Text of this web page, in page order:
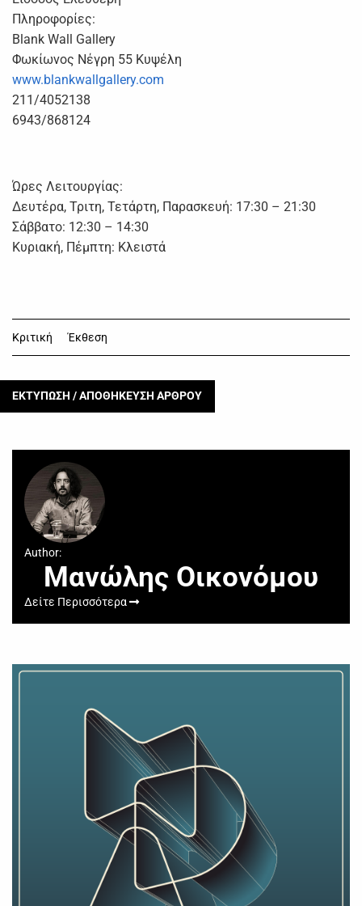
Πληροφορίες:
Blank Wall Gallery
Φωκίωνος Νέγρη 55 Κυψέλη
www.blankwallgallery.com
211/4052138
6943/868124
Ώρες Λειτουργίας:
Δευτέρα, Τριτη, Τετάρτη, Παρασκευή: 17:30 – 21:30
Σάββατο: 12:30 – 14:30
Κυριακή, Πέμπτη: Κλειστά
Κριτική Έκθεση
ΕΚΤΥΠΩΣΗ / ΑΠΟΘΗΚΕΥΣΗ ΑΡΘΡΟΥ
Author:
Μανώλης Οικονόμου
Δείτε Περισσότερα